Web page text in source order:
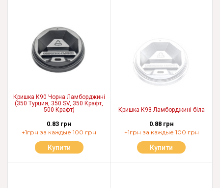
Кришка К90 Чорна Ламборджині
(350 Турция, 350 SV, 350 Крафт,
500 Крафт)
0.83 грн
+1грн за каждые 100 грн
Купити
Кришка К93 Ламборджині біла
0.88 грн
+1грн за каждые 100 грн
Купити